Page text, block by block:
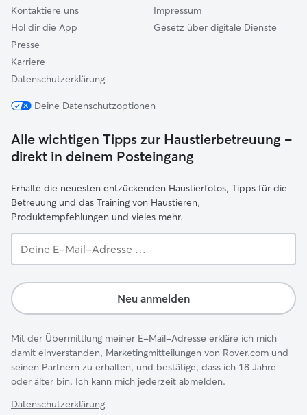
Kontaktiere uns
Hol dir die App
Presse
Karriere
Datenschutzerklärung
Impressum
Gesetz über digitale Dienste
Deine Datenschutzoptionen
Alle wichtigen Tipps zur Haustierbetreuung –
direkt in deinem Posteingang
Erhalte die neuesten entzückenden Haustierfotos, Tipps für die
Betreuung und das Training von Haustieren,
Produktempfehlungen und vieles mehr.
E-
Adresse …
Neu anmelden
Mit der Übermittlung meiner E-Mail-Adresse erkläre ich mich
damit einverstanden, Marketingmitteilungen von Rover.com und
seinen Partnern zu erhalten, und bestätige, dass ich 18 Jahre
oder älter bin. Ich kann mich jederzeit abmelden.
Datenschutzerklärung